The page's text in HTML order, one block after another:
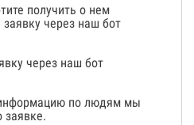
получить о нем
через наш бот
через наш бот
по людям мы
заявке.